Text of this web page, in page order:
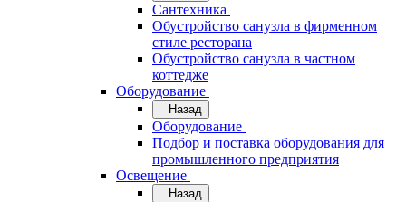
Сантехника
Обустройство санузла в фирменном
стиле ресторана
Обустройство санузла в частном
коттедже
Оборудование
Назад
Оборудование
Подбор и поставка оборудования для
промышленного предприятия
Освещение
Назад